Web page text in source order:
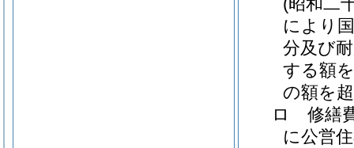
により
分及び
する額
の額を
ロ
修繕
に公営